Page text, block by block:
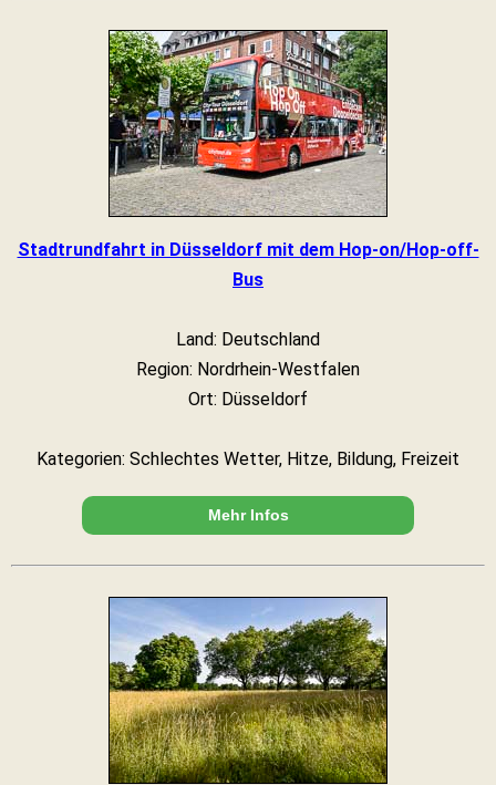
Stadtrundfahrt in Düsseldorf mit dem Hop-on/Hop-off-
Bus
Land: Deutschland
Region: Nordrhein-Westfalen
Ort: Düsseldorf
Kategorien: Schlechtes Wetter, Hitze, Bildung, Freizeit
Mehr Infos